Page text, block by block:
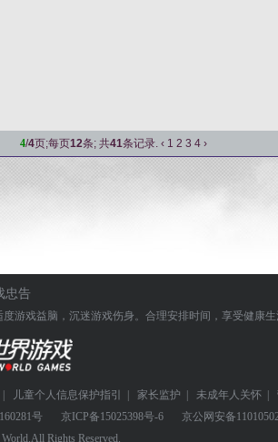
4/4页;每页12条; 共41条记录. ‹ 1 2 3 4 ›
忠告
度游戏益脑，沉迷游戏伤身。合理安排时间，享受健康生
| 儿童个人信息保护指引 | 家长监护 | 未成年人关怀 |
160281号 京ICP备15025398号-6 京公网安备
Rights Reserved.